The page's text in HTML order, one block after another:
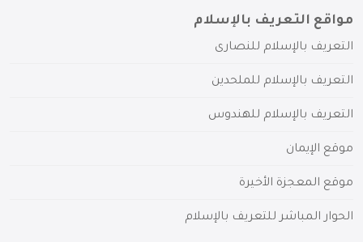
مواقع التعريف بالإسلام
التعريف بالإسلام للنصارى
التعريف بالإسلام للملحدين
التعريف بالإسلام للهندوس
موقع الإيمان
موقع المعجزة الأخيرة
الحوار المباشر للتعريف بالإسلام